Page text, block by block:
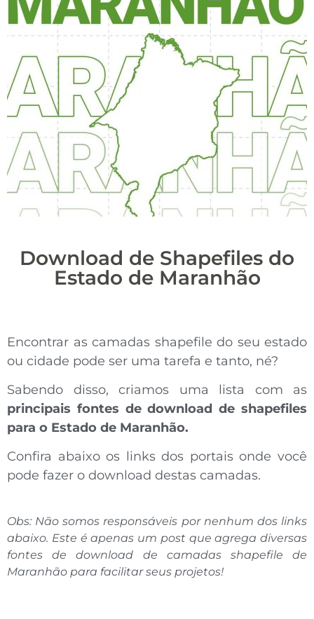
Download de Shapefiles do
Estado de Maranhão
Encontrar as camadas shapefile do seu estado
ou cidade pode ser uma tarefa e tanto, né?
Sabendo disso, criamos uma lista com as
principais fontes de download de shapefiles
para o Estado de Maranhão.
Confira abaixo os links dos portais onde você
pode fazer o download destas camadas.
Obs: Não somos responsáveis por nenhum dos links
abaixo. Este é apenas um post que agrega diversas
fontes de download de camadas shapefile de
Maranhão para facilitar seus projetos!